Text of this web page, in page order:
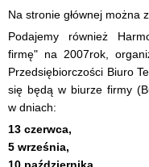
Na stronie głównej można
Podajemy również
firmę" na 2007rok,
Przedsiębiorczości Biuro
się będą w biurze firmy
w dniach:
13 czerwca,
5 września,